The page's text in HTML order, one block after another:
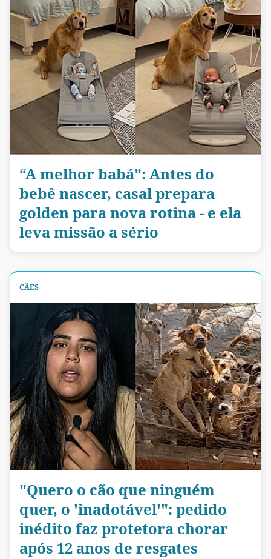
“A melhor babá”: Antes do
bebê nascer, casal prepara
golden para nova rotina - e ela
leva missão a sério
CÃES
"Quero o cão que ninguém
quer, o 'inadotável'": pedido
inédito faz protetora chorar
após 12 anos de resgates